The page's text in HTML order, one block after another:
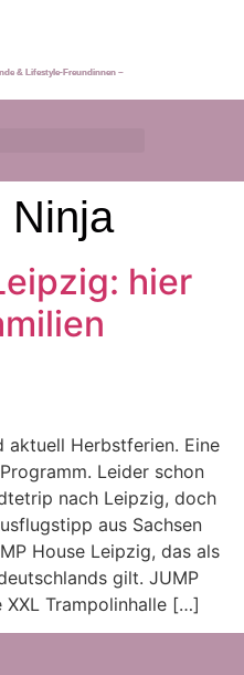
& Lifestyle-Freundinnen ~
Ninja
hier
aktuell Herbstferien. Eine
Leider schon
nach Leipzig, doch
aus Sachsen
House Leipzig, das als
gilt. JUMP
XXL Trampolinhalle […]